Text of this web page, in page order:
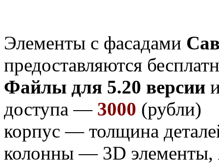
Элементы с фасадами
предоставляются
Файлы для 5.20 версии
доступа — 3000 (рубли)
корпус — толщина
колонны — 3D